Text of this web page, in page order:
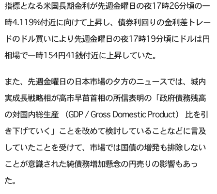
指標となる米国長期金利が先週金曜日の夜17時26分頃の一
時4.119%付近に向けて上昇し、債券利回りの金利差トレー
ドのドル買いにより先週金曜日の夜17時19分頃にドルは円
相場で一時154円41銭付近に上昇していた。
また、先週金曜日の日本市場の夕方のニュースでは、城内
実成長戦略相が高市早苗首相の所信表明の「政府債務残高
の対国内総生産 （GDP / Gross Domestic Product） 比を引
き下げていく」ことを改めて検討していることなどに言及
していたことを受けて、市場では国債の増発も排除しない
ことが意識された純債務増加懸念の円売りの影響もあっ
た。